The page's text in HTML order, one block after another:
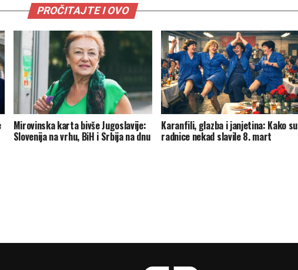
PROČITAJTE I OVO
Mirovinska karta bivše Jugoslavije:
Slovenija na vrhu, BiH i Srbija na dnu
Karanfili, glazba i janjetina: Kako su
radnice nekad slavile 8. mart